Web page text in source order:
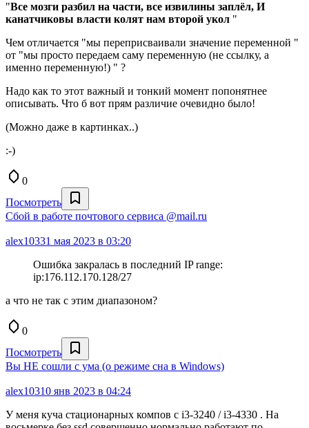
"Все мозги разбил на части, все извилины заплёл, И
канатчиковы власти колят нам второй укол "
Чем отличается "мы переприсваивали значение переменной "
от "мы просто передаем саму переменную (не ссылку, а
именно переменную!) " ?
Надо как то этот важный и тонкий момент попонятнее
описывать. Что б вот прям различие очевидно было!
(Можно даже в картинках..)
:-)
0
Посмотреть
Сбой в работе почтового сервиса @mail.ru
alex10331 мая 2023 в 03:20
Ошибка закралась в последний IP range:
ip:176.112.170.128/27
а что не так с этим диапазоном?
0
Посмотреть
Вы НЕ сошли с ума (о режиме сна в Windows)
alex10310 янв 2023 в 04:24
У меня куча стационарных компов с i3-3240 / i3-4330 . На